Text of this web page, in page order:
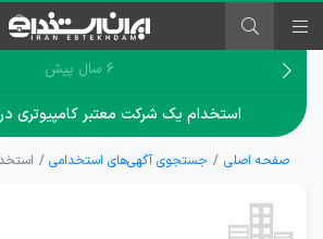
۶ سال پیش
استخدام یک شرکت معتبر کامپیوتری در ۳ رده شغلی
صفحه اصلی جستجوی آگهی‌های استخدامی